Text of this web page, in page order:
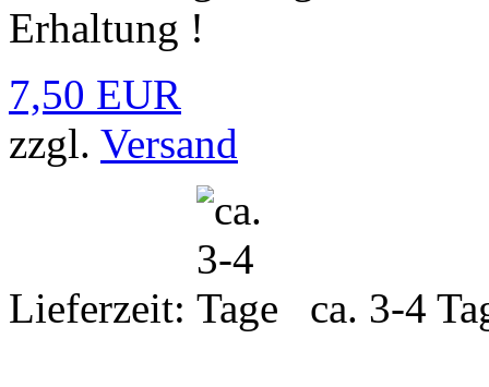
Erhaltung !
7,50 EUR
zzgl. Versand
Lieferzeit: ca. 3-4